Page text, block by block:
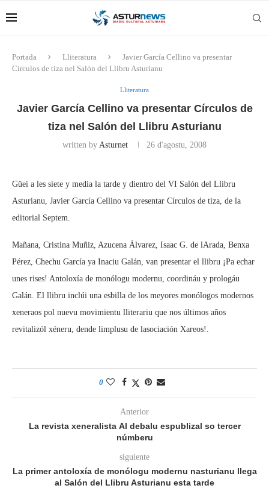
Portada Lliteratura
Javier García Cellino va presentar
Círculos de tiza nel Salón del Llibru Asturianu
Lliteratura
Javier García Cellino va presentar Círculos de
tiza nel Salón del Llibru Asturianu
written by Asturnet 26 d'agostu, 2008
Güei a les siete y media la tarde y dientro del VI Salón del Llibru
Asturianu, Javier García Cellino va presentar Círculos de tiza, de la
editorial Septem.
Mañana, Cristina Muñiz, Azucena Álvarez, Isaac G. de lArada, Benxa
Pérez, Chechu García ya Inaciu Galán, van presentar el llibru ¡Pa echar
unes rises! Antoloxía de monólogu modernu, coordináu y prologáu
Galán. El llibru inclúi una esbilla de los meyores monólogos modernos
xeneraos pol nuevu movimientu lliterariu que nos últimos años
revitalizól xéneru, dende limplusu de lasociación Xareos!.
0
Anterior
La revista xeneralista Al debalu espublizal so tercer
númberu
siguiente
La primer antoloxía de monólogu modernu nasturianu llega
al Salón del Llibru Asturianu esta tarde